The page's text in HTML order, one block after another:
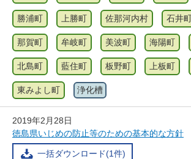
勝浦町 上勝町 佐那河内村 石井
那賀町 牟岐町 美波町 海陽町
北島町 藍住町 板野町 上板町
東みよし町 浄化槽
2019年2月28日
徳島県いじめの防止等のための基本的な方針
一括ダウンロード(1件)